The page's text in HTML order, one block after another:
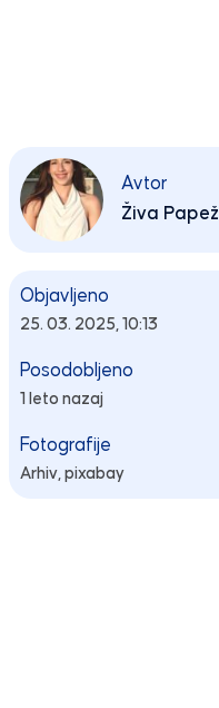
Avtor
Živa Papež
Objavljeno
25. 03. 2025, 10:13
Posodobljeno
1 leto nazaj
Fotografije
Arhiv, pixabay